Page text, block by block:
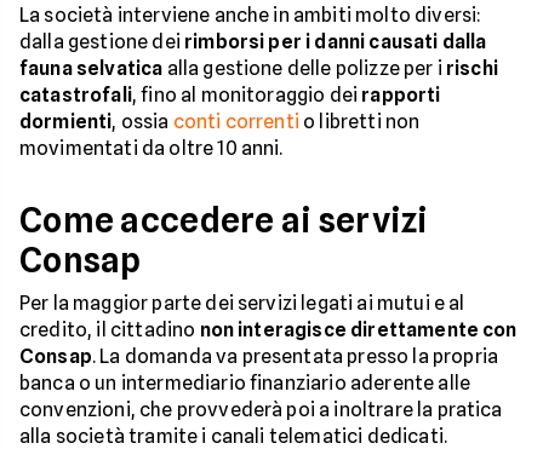
La società interviene anche in ambiti molto diversi:
dalla gestione dei rimborsi per i danni causati dalla
fauna selvatica alla gestione delle polizze per i rischi
catastrofali, fino al monitoraggio dei rapporti
dormienti, ossia conti correnti o libretti non
movimentati da oltre 10 anni.
Come accedere ai servizi
Consap
Per la maggior parte dei servizi legati ai mutui e al
credito, il cittadino non interagisce direttamente con
Consap. La domanda va presentata presso la propria
banca o un intermediario finanziario aderente alle
convenzioni, che provvederà poi a inoltrare la pratica
alla società tramite i canali telematici dedicati.